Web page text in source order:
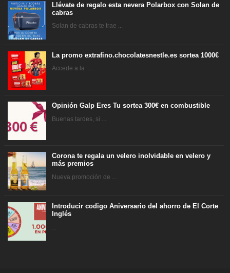
Llévate de regalo esta nevera Polarbox con Solan de
cabras
Solan de cabras te trae ...
La promo extrafino.chocolatesnestle.es sortea 1000€
Accede a la ...
Opinión Galp Eres Tu sortea 300€ en combustible
Buenas tardes, si ...
Corona te regala un velero inolvidable en velero y
más premios
Nueva promoción de ...
Introducir codigo Aniversario del ahorro de El Corte
Inglés